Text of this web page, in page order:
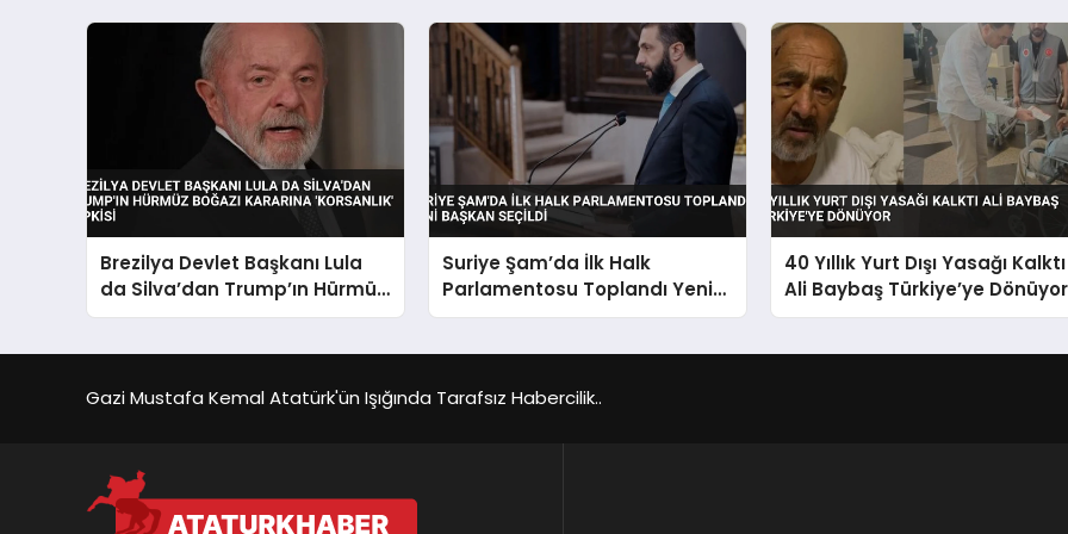
Öldüğünü Açıkladı
Brezilya Devlet Başkanı Lula
da Silva’dan Trump’ın Hürmüz
Boğazı Kararına ‘Korsanlık’
Suriye Şam’da İlk Halk
Parlamentosu Toplandı Yeni
Başkan Seçildi
40 Yıllık Yurt Dışı Yasağı Kalktı
Ali Baybaş Türkiye’ye Dönüyor
Gazi Mustafa Kemal Atatürk'ün Işığında Tarafsız Habercilik..